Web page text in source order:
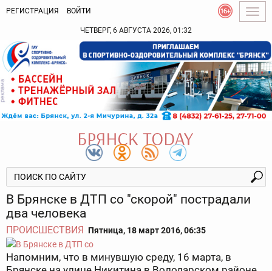
РЕГИСТРАЦИЯ ВОЙТИ
ЧЕТВЕРГ, 6 АВГУСТА 2026, 01:32
В Брянске в ДТП со "скорой" пострадали
два человека
ПРОИСШЕСТВИЯ Пятница, 18 март 2016, 06:35
Напомним, что в минувшую среду, 16 марта, в